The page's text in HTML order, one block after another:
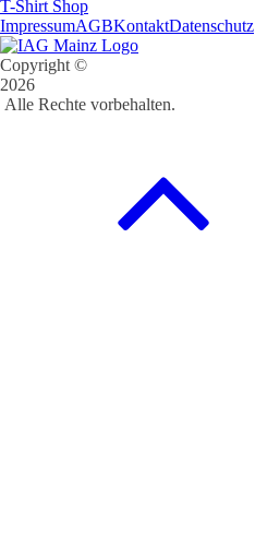
T-Shirt Shop
ImpressumAGBKontaktDatenschutz
Copyright ©
2026
Alle Rechte vorbehalten.